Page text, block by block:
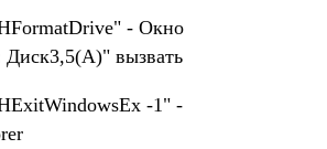
- Окно
вызвать
-1" -